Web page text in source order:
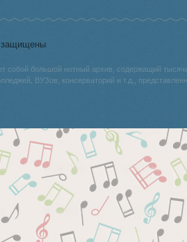
защищены
собой большой нотный архив, содержащий
ВУЗов, консерваторий и т.д.,